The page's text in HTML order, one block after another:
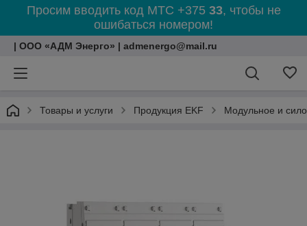
Просим вводить код МТС +375 33, чтобы не
ошибаться номером!
| ООО «АДМ Энерго» | admenergo@mail.ru
Товары и услуги Продукция EKF Модульное и